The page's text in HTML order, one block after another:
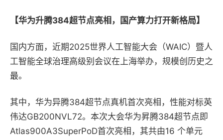
【华为升腾384超节点亮相，国产算力打开新格局】
国内方面，近期2025世界人工智能大会（WAIC）暨人
工智能全球治理高级别会议在上海举办，规模创历史之
最。
其中，华为异腾384超节点真机首次亮相，性能对标英
伟达GB200NVL72。本次大会华为昇腾384超节点即
Atlas900A3SuperPoD首次亮相，其共由16 个单元